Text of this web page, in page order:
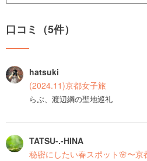
口コミ（5件）
hatsuki
(2024.11)京都女子旅
らぶ、渡辺綱の聖地巡礼
TATSU-.-HINA
秘密にしたい春スポット🌸〜京